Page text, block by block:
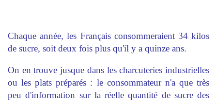
Chaque année, les Français consommeraient 34 kilos
de sucre, soit deux fois plus qu'il y a quinze ans.
On en trouve jusque dans les charcuteries industrielles
ou les plats préparés : le consommateur n'a que très
peu d'information sur la réelle quantité de sucre des